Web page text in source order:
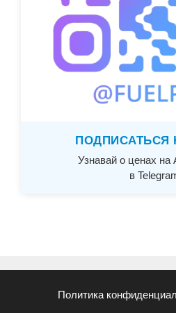
ПОДПИСАТЬСЯ
Узнавай о ценах
в
Политика